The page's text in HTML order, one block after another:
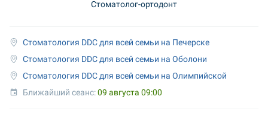
Стоматолог-ортодонт
Стоматология DDC для всей семьи на Печерске
Стоматология DDC для всей семьи на Оболони
Стоматология DDC для всей семьи на Олимпийской
Ближайший сеанс: 09 августа 09:00